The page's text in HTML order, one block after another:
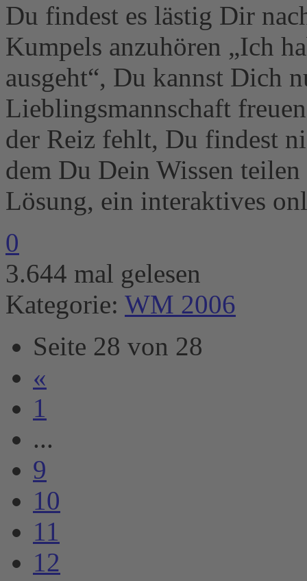
Du findest es lästig Dir
Kumpels anzuhören „Ich
ausgeht“, Du kannst Dich
Lieblingsmannschaft
der Reiz fehlt, Du findest
dem Du Dein Wissen
Lösung, ein interaktives
0
3.644 mal gelesen
Kategorie: WM 2006
Seite 28 von 28
«
1
...
9
10
11
12